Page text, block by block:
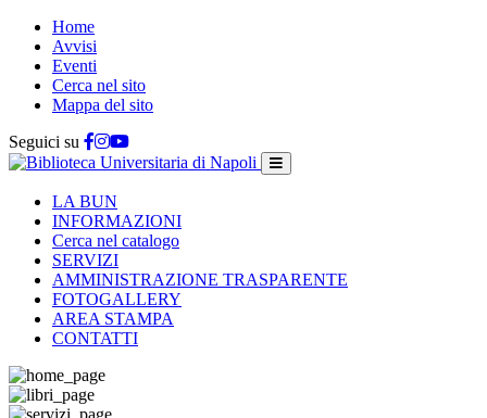
Home
Avvisi
Eventi
Cerca nel sito
Mappa del sito
Seguici su
LA BUN
INFORMAZIONI
Cerca nel catalogo
SERVIZI
AMMINISTRAZIONE TRASPARENTE
FOTOGALLERY
AREA STAMPA
CONTATTI